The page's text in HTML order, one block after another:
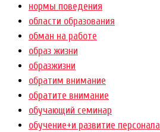
нормы поведения
области образования
обман на работе
образ жизни
образжизни
обратим внимание
обратите внимание
обучающий семинар
обучение+и развитие персонала